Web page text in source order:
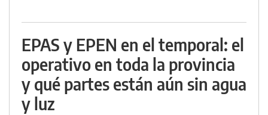
EPAS y EPEN en el temporal: el
operativo en toda la provincia
y qué partes están aún sin agua
y luz